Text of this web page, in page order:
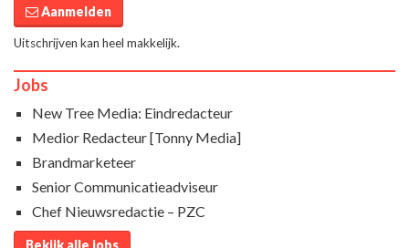
Aanmelden
Uitschrijven kan heel makkelijk.
Jobs
New Tree Media: Eindredacteur
Medior Redacteur [Tonny Media]
Brandmarketeer
Senior Communicatieadviseur
Chef Nieuwsredactie – PZC
Bekijk alle jobs